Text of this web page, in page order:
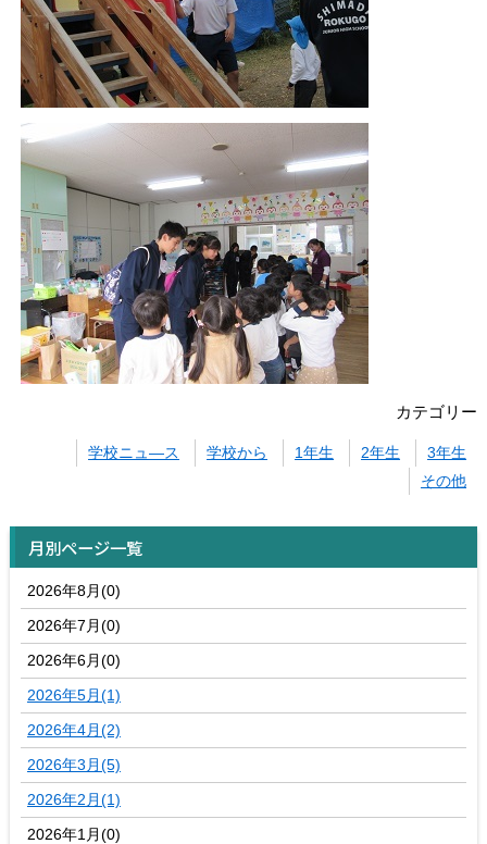
カテゴリー
学校ニュ―ス 学校から 1年生 2年生
3年生
その他
月別ページ一覧
2026年8月(0)
2026年7月(0)
2026年6月(0)
2026年5月(1)
2026年4月(2)
2026年3月(5)
2026年2月(1)
2026年1月(0)